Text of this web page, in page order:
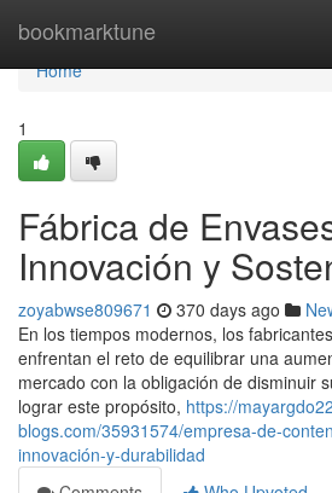
bookmarktune
Home
Home
1
Fábrica de
Innovación y
zoyabwse809671 370 days ago
En los tiempos modernos, los
enfrentan el reto de equilibrar una
mercado con la obligación de disminuir
lograr este propósito, https://
blogs.com/35931574/empresa-de-
innovación-y-durabilidad